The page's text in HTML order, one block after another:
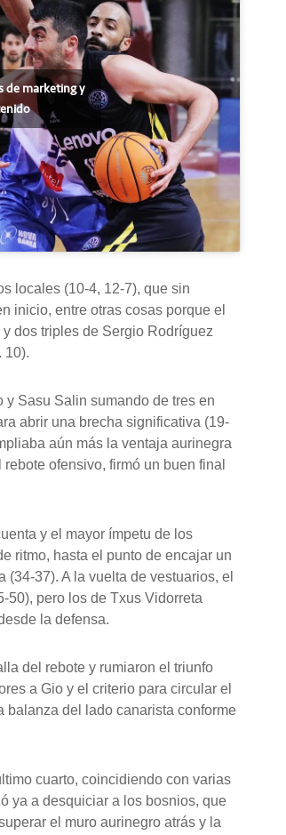
de marketing y
locales (10-4, 12-7), que sin
inicio, entre otras cosas porque el
dos triples de Sergio Rodríguez
10).
Sasu Salin sumando de tres en
abrir una brecha significativa (19-
aún más la ventaja aurinegra
ofensivo, firmó un buen final
y el mayor ímpetu de los
ritmo, hasta el punto de encajar un
37). A la vuelta de vestuarios, el
50), pero los de Txus Vidorreta
la defensa.
del rebote y rumiaron el triunfo
a Gio y el criterio para circular el
balanza del lado canarista conforme
cuarto, coincidiendo con varias
ya a desquiciar a los bosnios, que
el muro aurinegro atrás y la